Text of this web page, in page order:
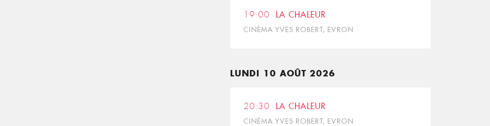
19:00 LA CHALEUR
CINÉMA YVES ROBERT, EVRON
LUNDI 10 AOÛT 2026
20:30 LA CHALEUR
CINÉMA YVES ROBERT, EVRON